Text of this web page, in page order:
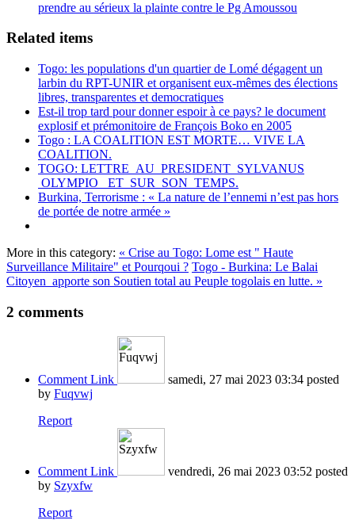
prendre au sérieux la plainte contre le Pg Amoussou
Related items
Togo: les populations d'un quartier de Lomé dégagent un
larbin du RPT-UNIR et organisent eux-mêmes des élections
libres, transparentes et democratiques
Est-il trop tard pour donner espoir à ce pays? le document
explosif et prémonitoire de François Boko en 2005
Togo : LA COALITION EST MORTE… VIVE LA
COALITION.
TOGO: LETTRE AU PRESIDENT SYLVANUS
OLYMPIO ET SUR SON TEMPS.
Burkina, Terrorisme : « La nature de l’ennemi n’est pas hors
de portée de notre armée »
More in this category: « Crise au Togo: Lome est " Haute
Surveillance Militaire" et Pourqoui ? Togo - Burkina: Le Balai
Citoyen apporte son Soutien total au Peuple togolais en lutte. »
2 comments
Comment Link samedi, 27 mai 2023 03:34 posted
by Fuqvwj
Report
Comment Link vendredi, 26 mai 2023 03:52 posted
by Szyxfw
Report